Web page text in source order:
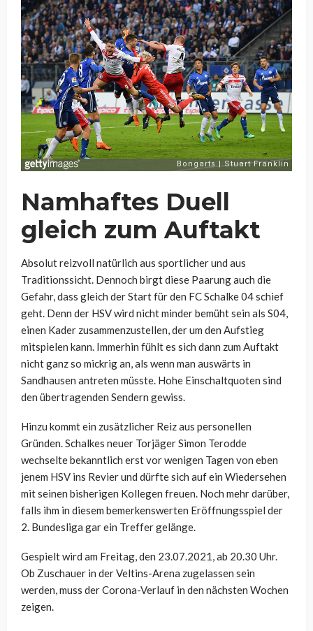
Namhaftes Duell
gleich zum Auftakt
Absolut reizvoll natürlich aus sportlicher und aus
Traditionssicht. Dennoch birgt diese Paarung auch die
Gefahr, dass gleich der Start für den FC Schalke 04 schief
geht. Denn der HSV wird nicht minder bemüht sein als S04,
einen Kader zusammenzustellen, der um den Aufstieg
mitspielen kann. Immerhin fühlt es sich dann zum Auftakt
nicht ganz so mickrig an, als wenn man auswärts in
Sandhausen antreten müsste. Hohe Einschaltquoten sind
den übertragenden Sendern gewiss.
Hinzu kommt ein zusätzlicher Reiz aus personellen
Gründen. Schalkes neuer Torjäger Simon Terodde
wechselte bekanntlich erst vor wenigen Tagen von eben
jenem HSV ins Revier und dürfte sich auf ein Wiedersehen
mit seinen bisherigen Kollegen freuen. Noch mehr darüber,
falls ihm in diesem bemerkenswerten Eröffnungsspiel der
2. Bundesliga gar ein Treffer gelänge.
Gespielt wird am Freitag, den 23.07.2021, ab 20.30 Uhr.
Ob Zuschauer in der Veltins-Arena zugelassen sein
werden, muss der Corona-Verlauf in den nächsten Wochen
zeigen.